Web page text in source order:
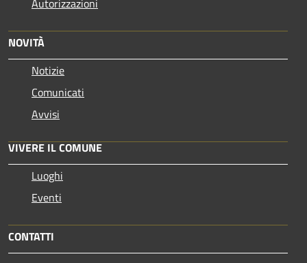
NOVITÀ
Notizie
Comunicati
Avvisi
VIVERE IL COMUNE
Luoghi
Eventi
CONTATTI